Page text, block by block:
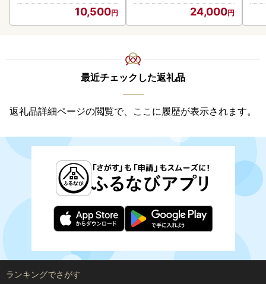
10,500 24,000
最近チェックした返礼品
返礼品詳細ページの閲覧で、ここに履歴が表示されます。
ランキングでさがす